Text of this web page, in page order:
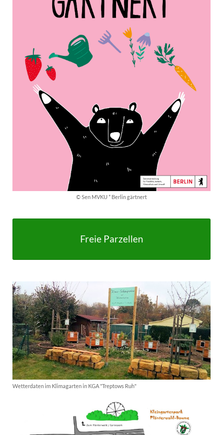
© Sen MVKU * Berlin gärtnert
Freie Parzellen
Wetterdaten im Klimagarten in KGA "Treptows Ruh"